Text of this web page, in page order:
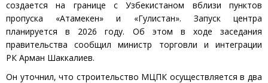
создается на границе с Узбекистаном вблизи пунктов
пропуска «Атамекен» и «Гулистан». Запуск центра
планируется в 2026 году. Об этом в ходе заседания
правительства сообщил министр торговли и интеграции
РК Арман Шаккалиев.
Он уточнил, что строительство МЦПК осуществляется в два